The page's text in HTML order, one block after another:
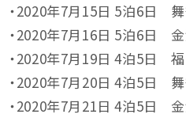
・2020年7月15日 5泊6日
・2020年7月16日 5泊6日
・2020年7月19日 4泊5日
・2020年7月20日 4泊5日
・2020年7月21日 4泊5日